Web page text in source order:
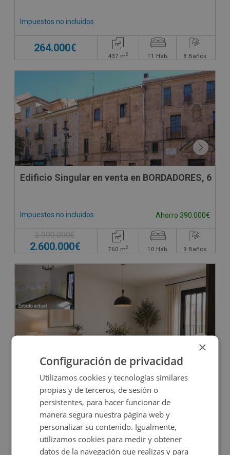
Impuestos no incluidos
264.000€
437 m2 11 Hab. 8 Baños
Edificio Singular en venta en BORDADORES, 6
Impuestos no incluidos Ahorro 390.000€
2.990.000€
2.600.000€ 760 m2 10 Hab. 9 Baños
Edificio Singular en venta en Tortosa
Impuestos no incluidos
90.000€
310m2 8 Hab.
×
Configuración de privacidad
Utilizamos cookies y tecnologías similares
propias y de terceros, de sesión o
persistentes, para hacer funcionar de
manera segura nuestra página web y
personalizar su contenido. Igualmente,
utilizamos cookies para medir y obtener
datos de la navegación que realizas y para